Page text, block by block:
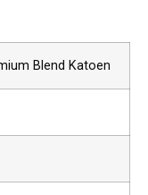
Blend Katoen